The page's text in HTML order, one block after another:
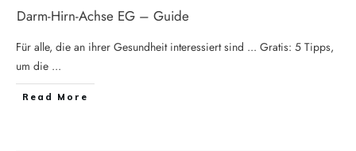
Darm-Hirn-Achse EG – Guide
Für alle, die an ihrer Gesundheit interessiert sind ... Gratis: 5 Tipps,
um die ...
Read More